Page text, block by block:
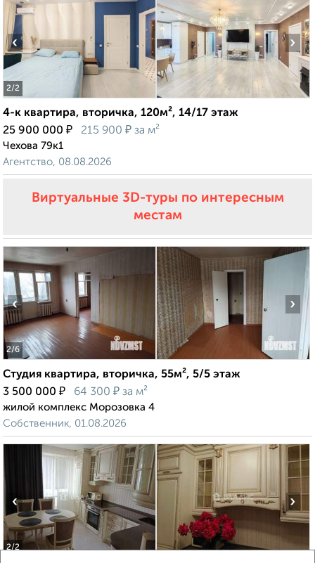
2/2
‹ ›
4-к квартира, вторичка, 120м², 14/17 этаж
25 900 000 ₽ 215 900 ₽ за м²
Чехова 79к1
Агентство, 08.08.2026
Виртуальные 3D-туры по интересным
местам
2/6
‹ ›
Студия квартира, вторичка, 55м², 5/5 этаж
3 500 000 ₽ 64 300 ₽ за м²
жилой комплекс Морозовка 4
Собственник, 01.08.2026
2/2
‹ ›